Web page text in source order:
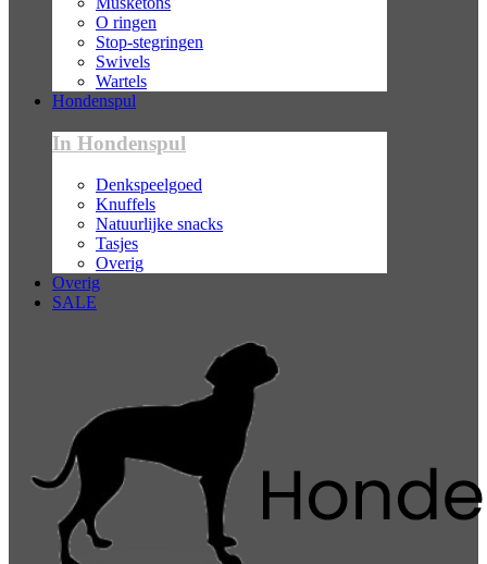
O ringen
Stop-stegringen
Swivels
Wartels
Hondenspul
In Hondenspul
Denkspeelgoed
Knuffels
Natuurlijke snacks
Tasjes
Overig
Overig
SALE